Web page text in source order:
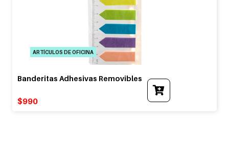
ARTÍCULOS DE OFICINA
Banderitas Adhesivas Removibles
$990